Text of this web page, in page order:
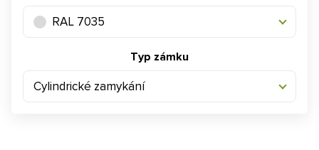
RAL 7035
Typ zámku
Cylindrické zamykání